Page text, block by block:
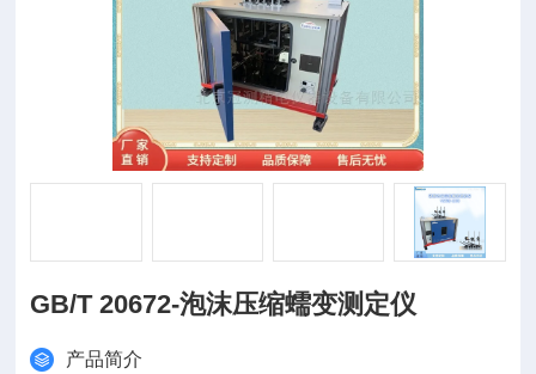
GB/T 20672-泡沫压缩蠕变测定仪
产品简介